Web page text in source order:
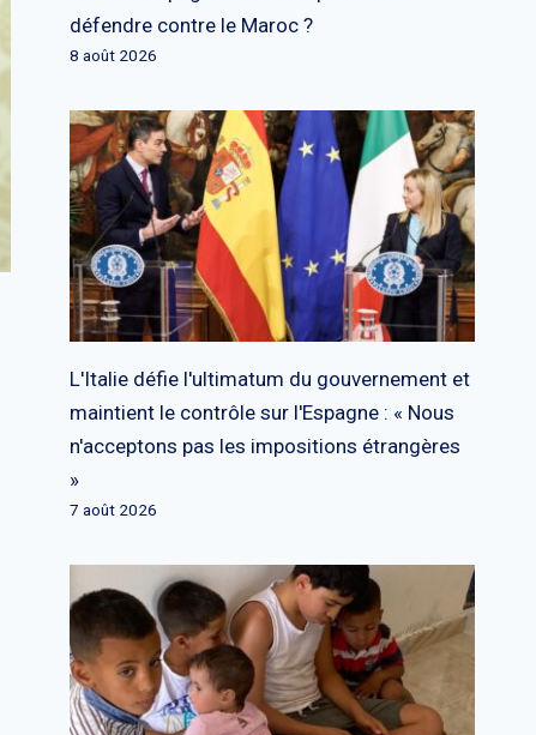
défendre contre le Maroc ?
8 août 2026
L'Italie défie l'ultimatum du gouvernement et
maintient le contrôle sur l'Espagne : « Nous
n'acceptons pas les impositions étrangères
»
7 août 2026